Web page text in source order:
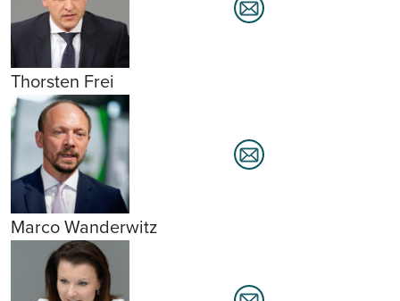
Thorsten Frei
Marco Wanderwitz